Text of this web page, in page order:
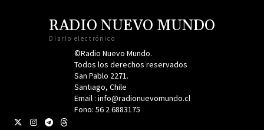
RADIO NUEVO MUNDO
Diario electrónico
©Radio Nuevo Mundo.
Todos los derechos reservados
San Pablo 2271.
Santiago, Chile
Email : info@radionuevomundo.cl
Fono: 56 2 6883175